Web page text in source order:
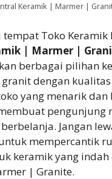
Keramik | Marmer |
tempat Toko Keramik
| Marmer |
berbagai pilihan
dengan
yang menarik dan
pengunjung
Jangan
mempercantik
keramik yang indah
| Granite.